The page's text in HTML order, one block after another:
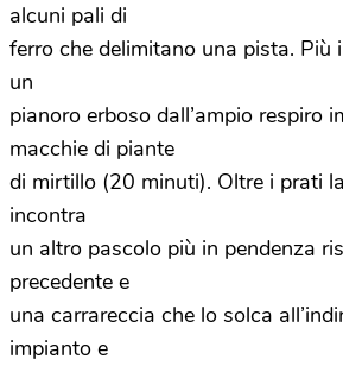
alcuni pali di
ferro che delimitano una pista. Più
un
pianoro erboso dall’ampio respiro
macchie di piante
di mirtillo (20 minuti). Oltre i prati
incontra
un altro pascolo più in pendenza
precedente e
una carrareccia che lo solca
impianto e